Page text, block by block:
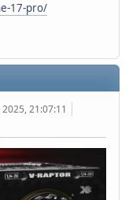
17-pro/
21:07:11